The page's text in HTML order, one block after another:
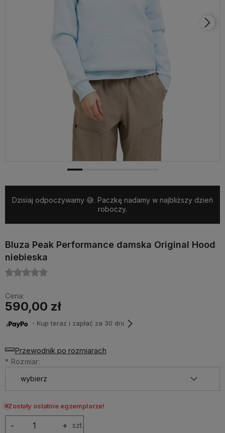
Dzisiaj odpoczywamy 😅. Paczkę nadamy w najbliższy dzień
roboczy.
Bluza Peak Performance damska Original Hood
niebieska
Cena:
590,00 zł
・Kup teraz i zapłać za 30 dni
Przewodnik po rozmiarach
* Rozmiar:
Zostały ostatnie egzemplarze!
+
- szt.